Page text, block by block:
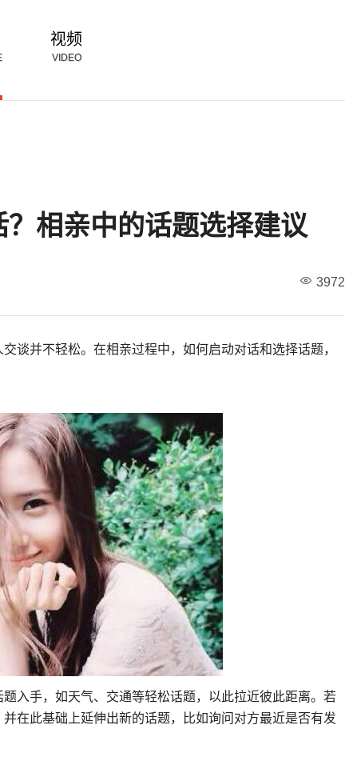
视频
VIDEO
相亲中的话题选择建议
3972
谈并不轻松。在相亲过程中，如何启动对话和选择话题，
入手，如天气、交通等轻松话题，以此拉近彼此距离。若
在此基础上延伸出新的话题，比如询问对方最近是否有发